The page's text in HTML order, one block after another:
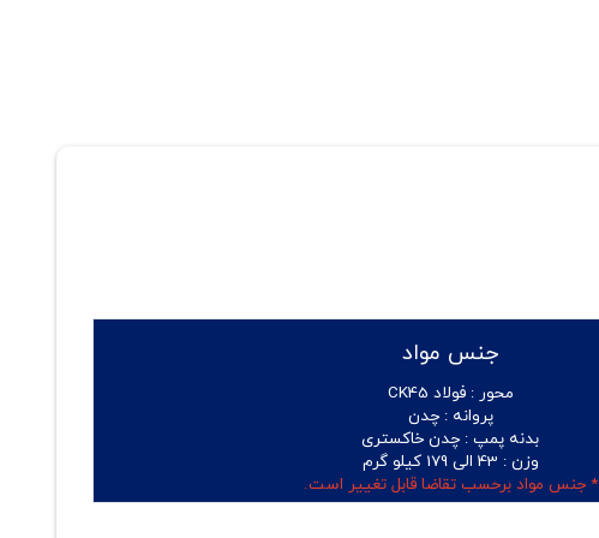
جنس مواد
محور :فولاد CK45
پروانه :چدن
بدنه پمپ : چدن خاکستری
وزن : 43 الی 179 کیلو گرم
* جنس مواد برحسب تقاضا قابل تغییر است.